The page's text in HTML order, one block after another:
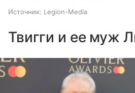
Источник: Legion-Media
Твигги и ее муж